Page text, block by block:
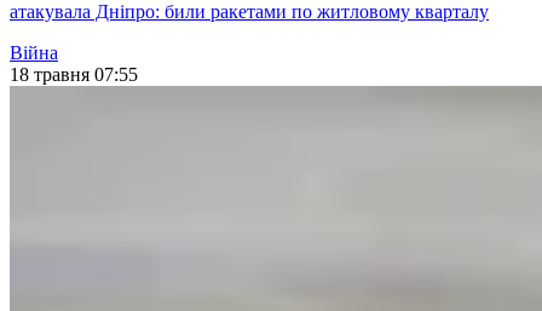
атакувала Дніпро: били ракетами по житловому кварталу
Війна
18 травня 07:55